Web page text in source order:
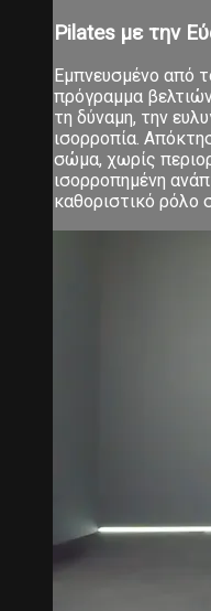
Pilates με την
Εμπνευσμένο από
πρόγραμμα
τη δύναμη, την
ισορροπία.
σώμα, χωρίς
ισορροπημένη
καθοριστικό ρόλο